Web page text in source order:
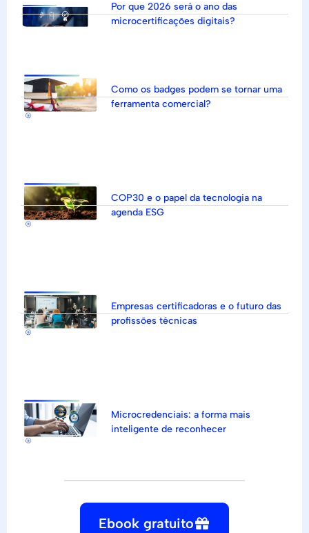
Por que 2026 será o ano das
microcertificações digitais?
Como os badges podem se tornar uma
ferramenta comercial?
COP30 e o papel da tecnologia na
agenda ESG
Empresas certificadoras e o futuro das
profissões técnicas
Microcredenciais: a forma mais
inteligente de reconhecer
Ebook gratuito